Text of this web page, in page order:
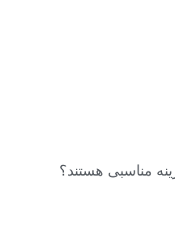
مناسبی هستند؟